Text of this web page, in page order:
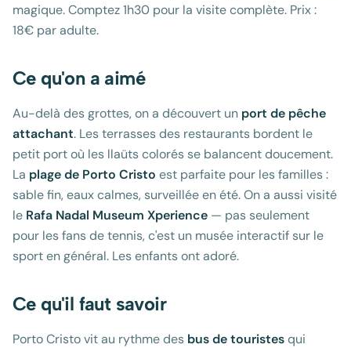
magique. Comptez 1h30 pour la visite complète. Prix :
18€ par adulte.
Ce qu'on a aimé
Au-delà des grottes, on a découvert un port de pêche
attachant. Les terrasses des restaurants bordent le
petit port où les llaüts colorés se balancent doucement.
La plage de Porto Cristo est parfaite pour les familles :
sable fin, eaux calmes, surveillée en été. On a aussi visité
le Rafa Nadal Museum Xperience — pas seulement
pour les fans de tennis, c'est un musée interactif sur le
sport en général. Les enfants ont adoré.
Ce qu'il faut savoir
Porto Cristo vit au rythme des bus de touristesqui